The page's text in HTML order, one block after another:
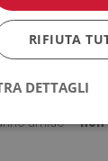
causati
non sono
cura del
umido —non
RIFIUTA
DETTAGLI